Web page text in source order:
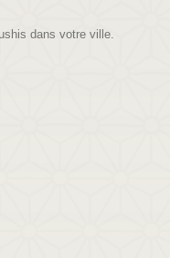
dans votre ville.